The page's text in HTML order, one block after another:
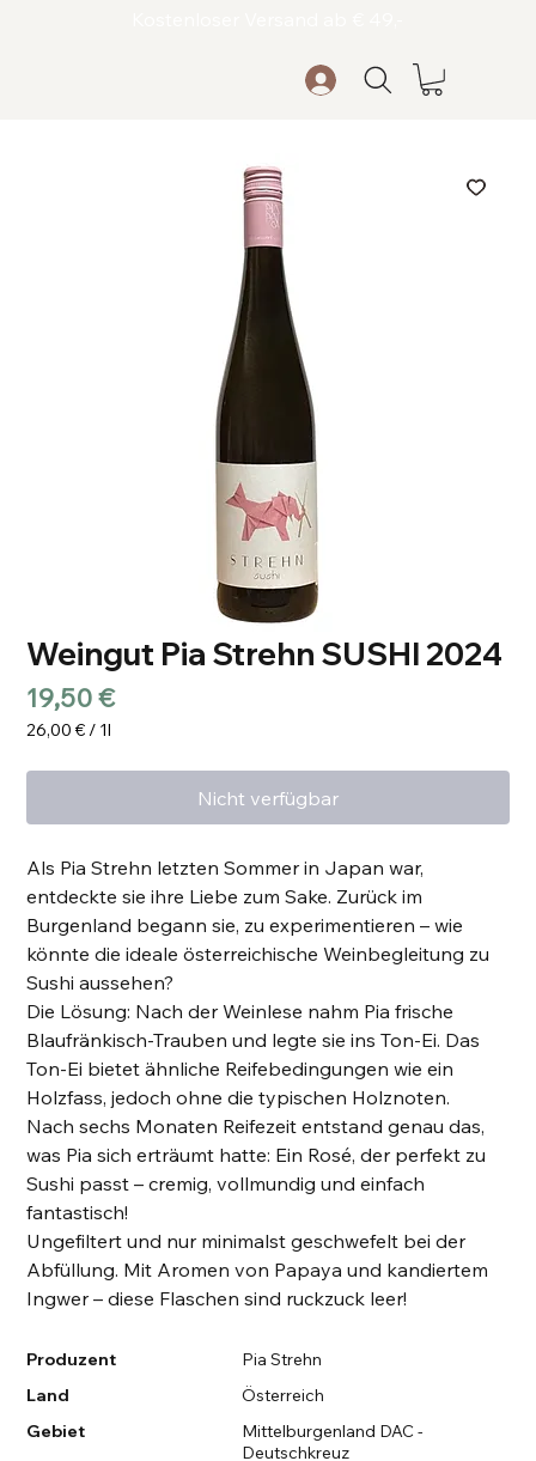
Weingut Pia Strehn SUSHI 2024
19,50 €Preis
26,00 € / 1l
pro
Liter
Nicht verfügbar
Als Pia Strehn letzten Sommer in Japan war,
entdeckte sie ihre Liebe zum Sake. Zurück im
Burgenland begann sie, zu experimentieren – wie
könnte die ideale österreichische Weinbegleitung zu
Sushi aussehen?
Die Lösung: Nach der Weinlese nahm Pia frische
Blaufränkisch-Trauben und legte sie ins Ton-Ei. Das
Ton-Ei bietet ähnliche Reifebedingungen wie ein
Holzfass, jedoch ohne die typischen Holznoten.
Nach sechs Monaten Reifezeit entstand genau das,
was Pia sich erträumt hatte: Ein Rosé, der perfekt zu
Sushi passt – cremig, vollmundig und einfach
fantastisch!
Ungefiltert und nur minimalst geschwefelt bei der
Abfüllung. Mit Aromen von Papaya und kandiertem
Ingwer – diese Flaschen sind ruckzuck leer!
Produzent
Pia Strehn
Land
Österreich
Gebiet
Mittelburgenland DAC -
Deutschkreuz